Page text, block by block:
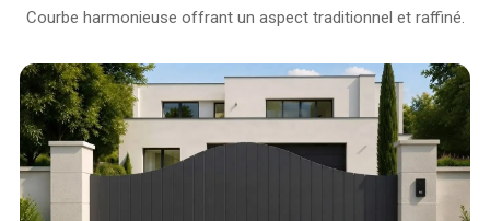
Courbe harmonieuse offrant un aspect traditionnel et raffiné.